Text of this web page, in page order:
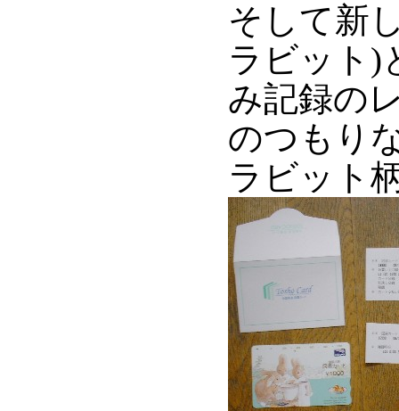
そして新
ラビット)
み記録の
のつもり
ラビット